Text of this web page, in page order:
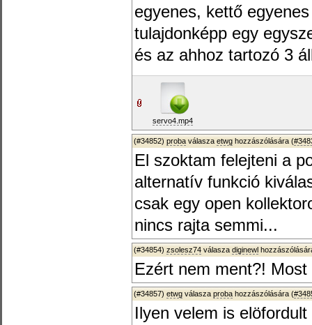
egyenes, kettő
tulajdonképp egy
és az ahhoz tartozó 3
servo4.mp4
(#34852) proba válasza etwg hozzászólására (
El szoktam felejteni a
alternatív funkció
csak egy open
nincs rajta semmi...
(#34854) zsolesz74 válasza diginewl
Ezért nem ment?!
(#34857) etwg válasza proba hozzászólására (
Ilyen velem is elöfordult